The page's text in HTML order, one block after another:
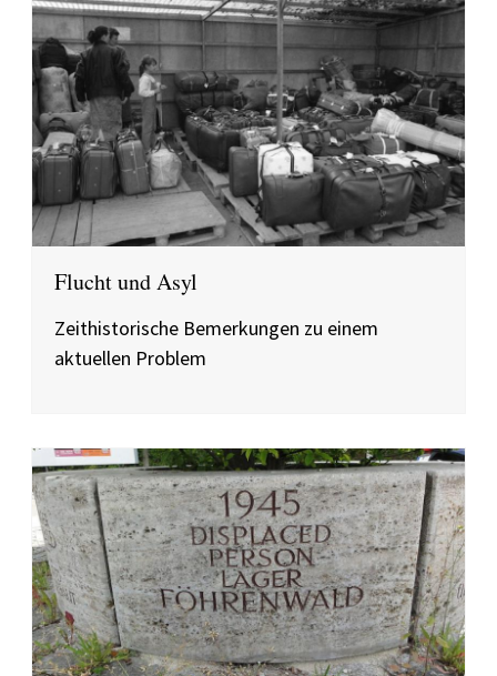
Flucht und Asyl
Zeithistorische Bemerkungen zu einem
aktuellen Problem